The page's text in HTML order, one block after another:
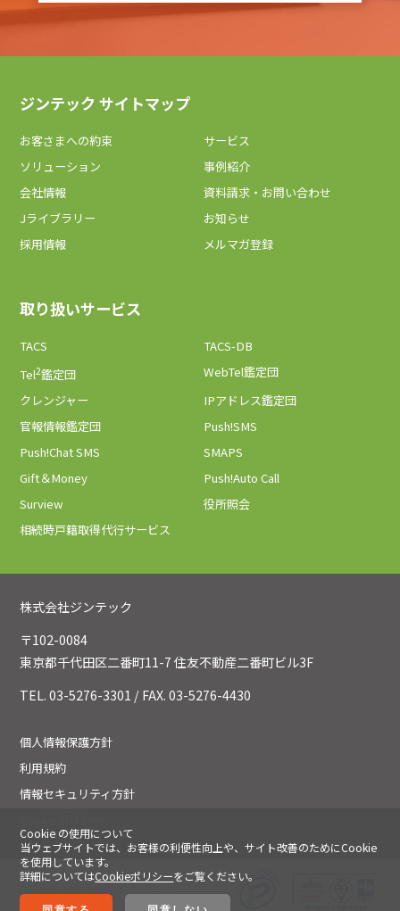
Cookie の使用について
当ウェブサイトでは、お客様の利便性向上や、サイト改善のためにCookie
を使用しています。
詳細についてはCookieポリシーをご覧ください。
ジンテック サイトマップ
お客さまへの約束
サービス
ソリューション
事例紹介
会社情報
資料請求・お問い合わせ
Jライブラリー
お知らせ
採用情報
メルマガ登録
取り扱いサービス
TACS
TACS-DB
Tel2鑑定団
WebTel鑑定団
クレンジャー
IPアドレス鑑定団
官報情報鑑定団
Push!SMS
Push!Chat SMS
SMAPS
Gift＆Money
Push!Auto Call
Surview
役所照会
相続時戸籍取得代行サービス
株式会社ジンテック
〒102-0084
東京都千代田区二番町11-7 住友不動産二番町ビル3F
TEL. 03-5276-3301 / FAX. 03-5276-4430
個人情報保護方針
利用規約
情報セキュリティ方針
©jintec Corporation 2020. All
Rights Reserved.